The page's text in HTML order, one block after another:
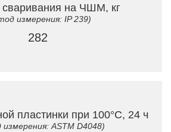
сваривания на ЧШМ, кг
измерения: IP 239)
282
пластинки при 100°C, 24 ч
ASTM D4048)